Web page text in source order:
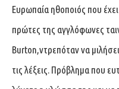
Ευρωπαία ηθοποιός που
πρώτες της αγγλόφωνες
Burton,ντρεπόταν να
τις λέξεις. Πρόβλημα που